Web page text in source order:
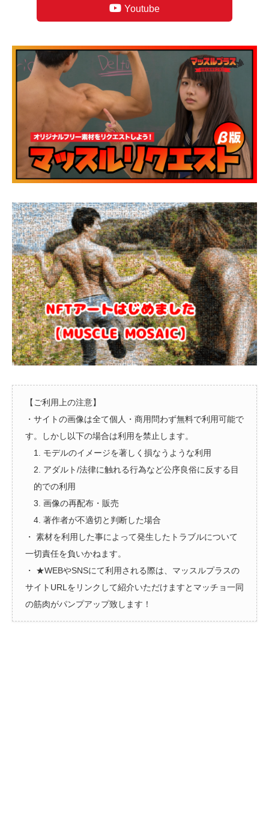
Youtube
【ご利用上の注意】
・サイトの画像は全て個人・商用問わず無料で利用可能で
す。しかし以下の場合は利用を禁止します。
1. モデルのイメージを著しく損なうような利用
2. アダルト/法律に触れる行為など公序良俗に反する目
的での利用
3. 画像の再配布・販売
4. 著作者が不適切と判断した場合
・ 素材を利用した事によって発生したトラブルについて
一切責任を負いかねます。
・ ★WEBやSNSにて利用される際は、マッスルプラスの
サイトURLをリンクして紹介いただけますとマッチョ一同
の筋肉がパンプアップ致します！